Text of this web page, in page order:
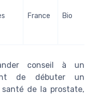
France Bio
conseil à un
de débuter un
de la prostate,